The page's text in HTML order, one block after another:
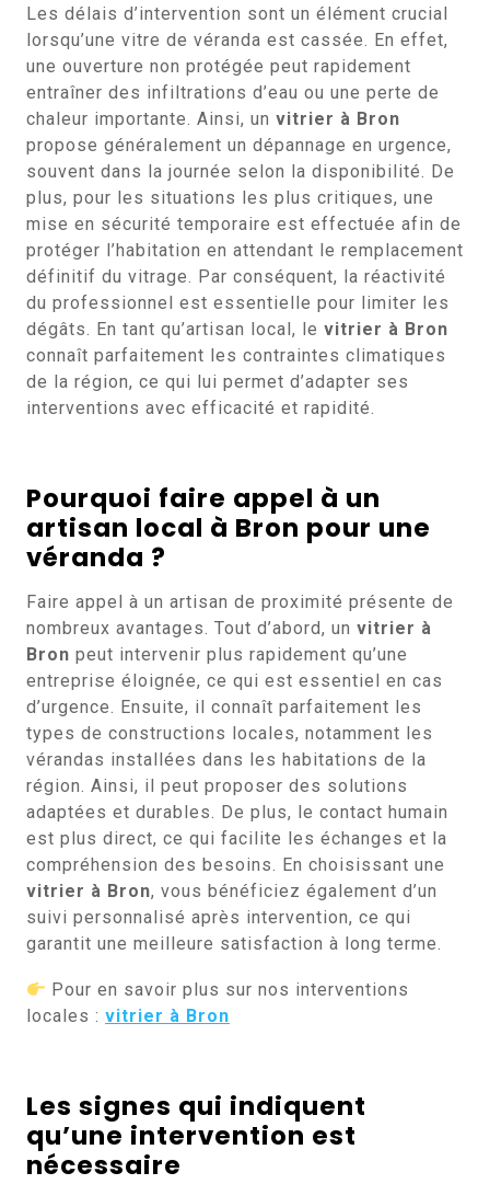
Les délais d’intervention sont un élément crucial
lorsqu’une vitre de véranda est cassée. En effet,
une ouverture non protégée peut rapidement
entraîner des infiltrations d’eau ou une perte de
chaleur importante. Ainsi, un vitrier à Bron
propose généralement un dépannage en urgence,
souvent dans la journée selon la disponibilité. De
plus, pour les situations les plus critiques, une
mise en sécurité temporaire est effectuée afin de
protéger l’habitation en attendant le remplacement
définitif du vitrage. Par conséquent, la réactivité
du professionnel est essentielle pour limiter les
dégâts. En tant qu’artisan local, le vitrier à Bron
connaît parfaitement les contraintes climatiques
de la région, ce qui lui permet d’adapter ses
interventions avec efficacité et rapidité.
Pourquoi faire appel à un
artisan local à Bron pour une
véranda ?
Faire appel à un artisan de proximité présente de
nombreux avantages. Tout d’abord, un vitrier à
Bron peut intervenir plus rapidement qu’une
entreprise éloignée, ce qui est essentiel en cas
d’urgence. Ensuite, il connaît parfaitement les
types de constructions locales, notamment les
vérandas installées dans les habitations de la
région. Ainsi, il peut proposer des solutions
adaptées et durables. De plus, le contact humain
est plus direct, ce qui facilite les échanges et la
compréhension des besoins. En choisissant une
vitrier à Bron, vous bénéficiez également d’un
suivi personnalisé après intervention, ce qui
garantit une meilleure satisfaction à long terme.
Pour en savoir plus sur nos interventions
locales : vitrier à Bron
Les signes qui indiquent
qu’une intervention est
nécessaire